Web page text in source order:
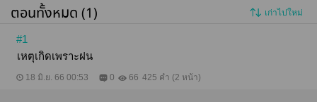
ตอนทั้งหมด (1) เก่าไปใหม่
#1
เหตุเกิดเพราะฝน
18 มิ.ย. 66 00:53 0 66 425 คำ (2 หน้า)